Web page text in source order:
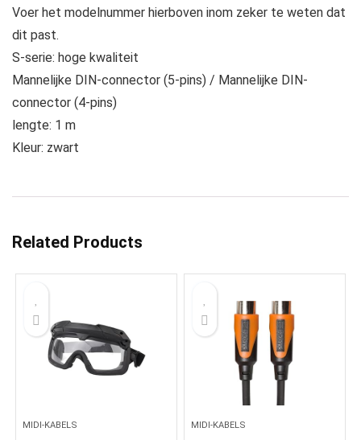
Voer het modelnummer hierboven inom zeker te weten dat
dit past.
S-serie: hoge kwaliteit
Mannelijke DIN-connector (5-pins) / Mannelijke DIN-
connector (4-pins)
lengte: 1 m
Kleur: zwart
Related Products
MIDI-KABELS MIDI-KABELS